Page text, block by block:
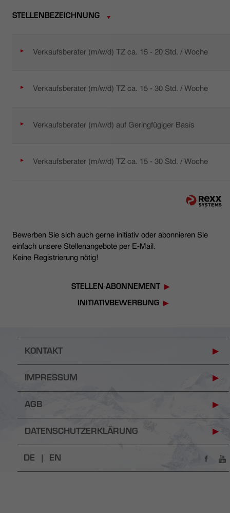
STELLENBEZEICHNUNG
Verkaufsberater (m/w/d) TZ ca. 15 - 20 Std. / Woche
Verkaufsberater (m/w/d) TZ ca. 15 - 30 Std. / Woche
Verkaufsberater (m/w/d) auf Geringfügiger Basis
Verkaufsberater (m/w/d) TZ ca. 15 - 30 Std. / Woche
Bewerben Sie sich auch gerne initiativ oder abonnieren Sie
einfach unsere Stellenangebote per E-Mail.
Keine Registrierung nötig!
STELLEN-ABONNEMENT
INITIATIVBEWERBUNG
KONTAKT
IMPRESSUM
AGB
DATENSCHUTZERKLÄRUNG
DE | EN